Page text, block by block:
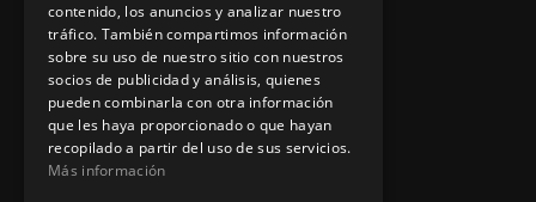
App Zine Hostelería
contenido, los anuncios y analizar nuestro
tráfico. También compartimos información
sobre su uso de nuestro sitio con nuestros
socios de publicidad y análisis, quienes
pueden combinarla con otra información
que les haya proporcionado o que hayan
recopilado a partir del uso de sus servicios.
Más información